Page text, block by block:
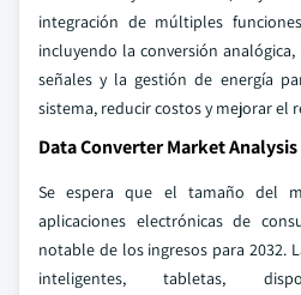
integración de múltiples
incluyendo la conversión
señales y la gestión de energía
sistema, reducir costos y mejorar el
Data Converter Market Analysis
Se espera que el tamaño del
aplicaciones electrónicas de
notable de los ingresos para 2032.
inteligentes, tabletas,